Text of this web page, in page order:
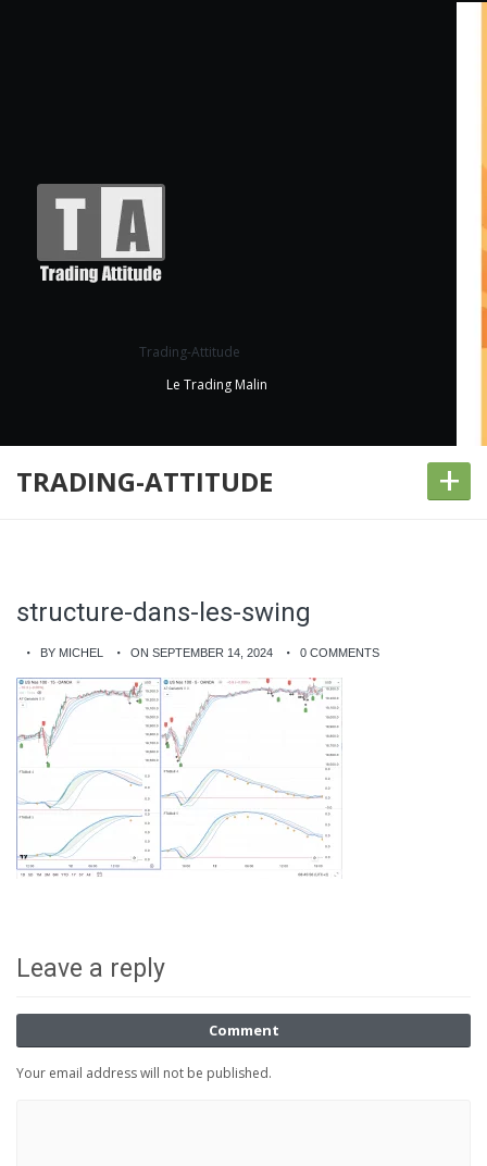
Trading-Attitude
Le Trading Malin
TRADING-ATTITUDE +
structure-dans-les-swing
BY MICHEL ON SEPTEMBER 14, 2024 0 COMMENTS
Leave a reply
Comment
Your email address will not be published.